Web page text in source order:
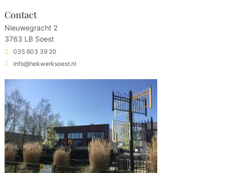
Contact
Nieuwegracht 2
3763 LB Soest
035 603 39 20
info@hekwerksoest.nl